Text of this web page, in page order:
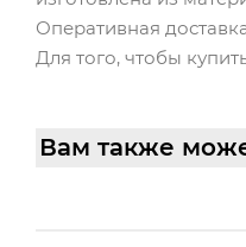
Оперативная
Для того, чтобы
Вам также